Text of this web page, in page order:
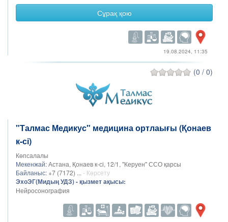
Сұрақ қою
19.08.2024, 11:35
(0 / 0)
"Талмас Медикус" медицина ортлаығы (Қонаев
к-сі)
Көпсалалы
Мекенжай:Астана, Қонаев к-сі, 12/1, "Керуен" ССО қарсы
Байланыс: +7 (7172) ... - Көрсету
ЭхоЭГ(Мидың УДЗ) - қызмет ақысы:
Нейросонография